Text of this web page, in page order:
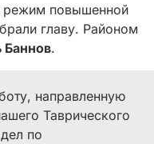
режим повышенной
главу. Районом
Баннов.
направленную
Таврического
по